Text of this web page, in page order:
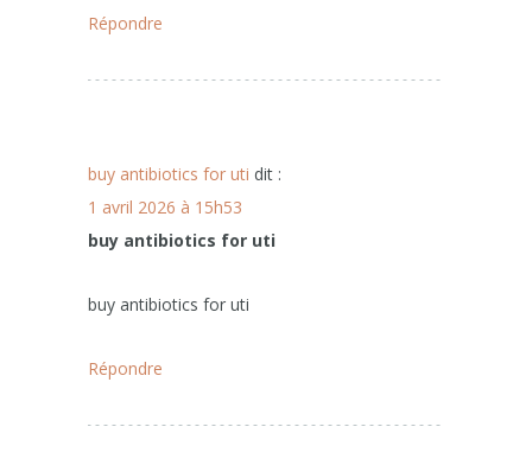
Répondre
buy antibiotics for uti dit :
1 avril 2026 à 15h53
buy antibiotics for uti
buy antibiotics for uti
Répondre